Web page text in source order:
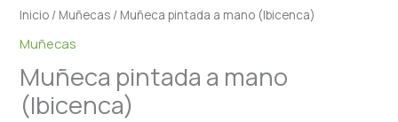
Inicio / Muñecas / Muñeca pintada a mano (Ibicenca)
Muñecas
Muñeca pintada a mano
(Ibicenca)